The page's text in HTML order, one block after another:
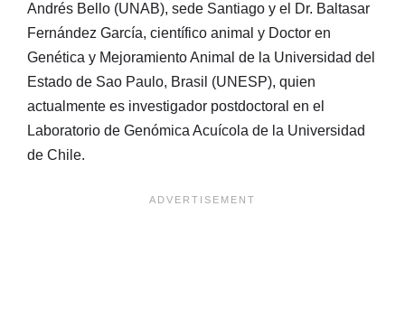
Andrés Bello (UNAB), sede Santiago y el Dr. Baltasar
Fernández García, científico animal y Doctor en
Genética y Mejoramiento Animal de la Universidad del
Estado de Sao Paulo, Brasil (UNESP), quien
actualmente es investigador postdoctoral en el
Laboratorio de Genómica Acuícola de la Universidad
de Chile.